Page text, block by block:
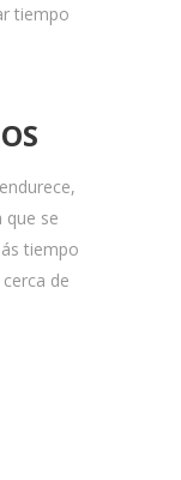
tiempo
que se
tiempo
de